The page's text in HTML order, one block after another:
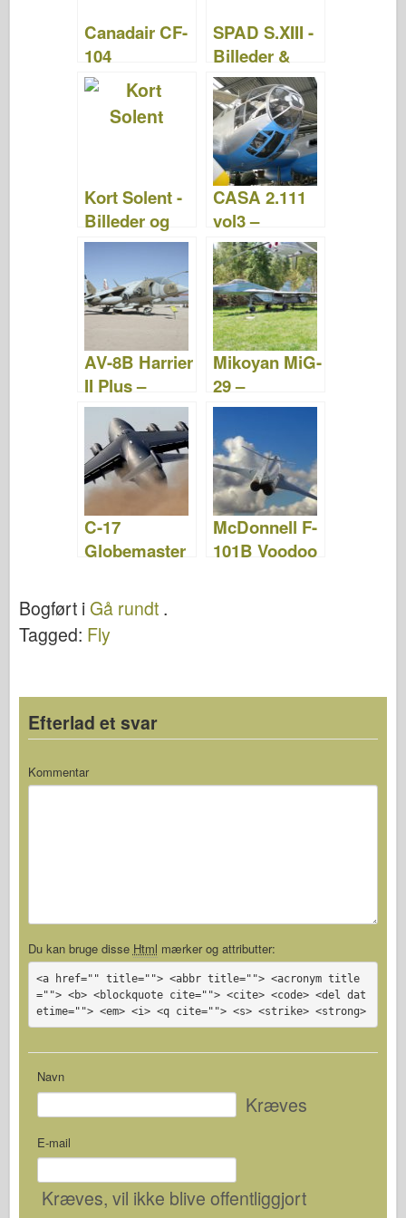
Canadair CF-
104
Starfighter –
Billeder &
Videoer
SPAD S.XIII -
Billeder &
Videoer
Kort Solent -
Billeder og
videoer
CASA 2.111
vol3 –
WalkAround
AV-8B Harrier
II Plus –
WalkAround
Mikoyan MiG-
29 –
WalkAround
C-17
Globemaster
WalkAround
McDonnell F-
101B Voodoo
Bogført iGå rundt .
Tagged: Fly
Efterlad et svar
Kommentar
Du kan bruge disse Html mærker og attributter:
<a href="" title=""> <abbr title=""> <acronym title
=""> <b> <blockquote cite=""> <cite> <code> <del dat
etime=""> <em> <i> <q cite=""> <s> <strike> <strong>
Navn
Kræves
E-mail
Kræves, vil ikke blive offentliggjort